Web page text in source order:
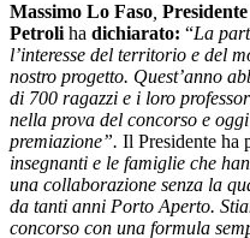
Massimo Lo Faso
Petroli ha dichiarato: “La
l’interesse del territorio e del
nostro progetto. Quest’anno
di 700 ragazzi e i loro
nella prova del concorso e
premiazione”. Il Presidente ha
insegnanti e le famiglie che
una collaborazione senza la
da tanti anni Porto Aperto.
concorso con una formula